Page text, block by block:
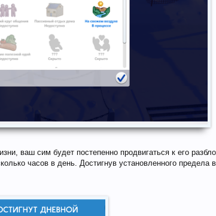
ваш сим будет постепенно продвигаться к его
часов в день. Достигнув установленного предела